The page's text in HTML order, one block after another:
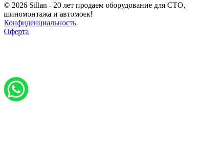
© 2026 Sillan - 20 лет продаем оборудование для СТО,
шиномонтажа и автомоек!
Конфиденциальность
Оферта